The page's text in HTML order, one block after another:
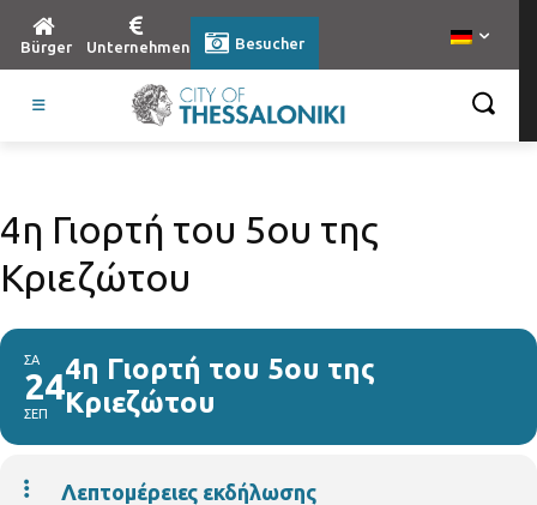
Bürger Unternehmen Besucher
4η Γιορτή του 5ου της
Κριεζώτου
ΣΑ
24
ΣΕΠ
4η Γιορτή του 5ου της
Κριεζώτου
Λεπτομέρειες εκδήλωσης